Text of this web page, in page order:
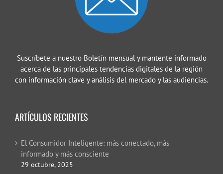
Suscríbete a nuestro Boletín mensual y mantente informado
acerca de las principales tendencias digitales de la región
con información clave y análisis del mercado y las audiencias.
ARTÍCULOS RECIENTES
El Consumidor Inteligente: más conectado, más
informado y más consciente
29 octubre, 2025